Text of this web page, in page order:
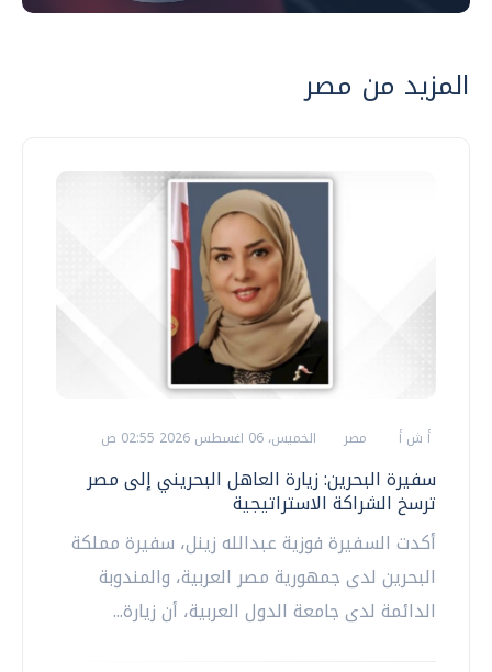
المزيد من مصر
أ ش أ مصر الخميس، 06 اغسطس 2026 02:55 ص
سفيرة البحرين: زيارة العاهل البحريني إلى مصر
ترسخ الشراكة الاستراتيجية
أكدت السفيرة فوزية عبدالله زينل، سفيرة مملكة
البحرين لدى جمهورية مصر العربية، والمندوبة
الدائمة لدى جامعة الدول العربية، أن زيارة...